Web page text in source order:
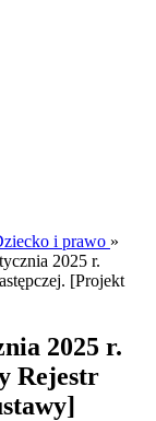
i prawo »
2025 r.
[Projekt
2025 r.
Rejestr